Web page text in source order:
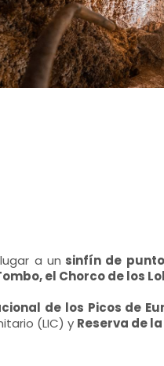
a un sinfín de
el Chorco de los
de los Picos de
(LIC) y Reserva de